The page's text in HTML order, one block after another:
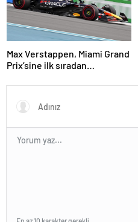
Max Verstappen, Miami Grand
Prix’sine ilk sıradan